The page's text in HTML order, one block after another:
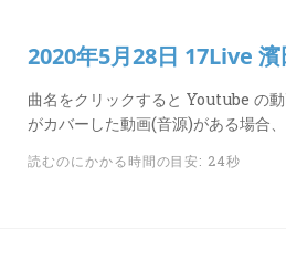
2020年5月28日 17Live
曲名をクリックすると Youtube の
がカバーした動画(音源)がある場合
読むのにかかる時間の目安: 24秒